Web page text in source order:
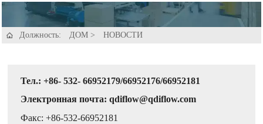
 Должность: ДОМ > НОВОСТИ
Тел.: +86- 532- 66952179/66952176/66952181
Электронная почта: qdiflow@qdiflow.com
Факс: +86-532-66952181